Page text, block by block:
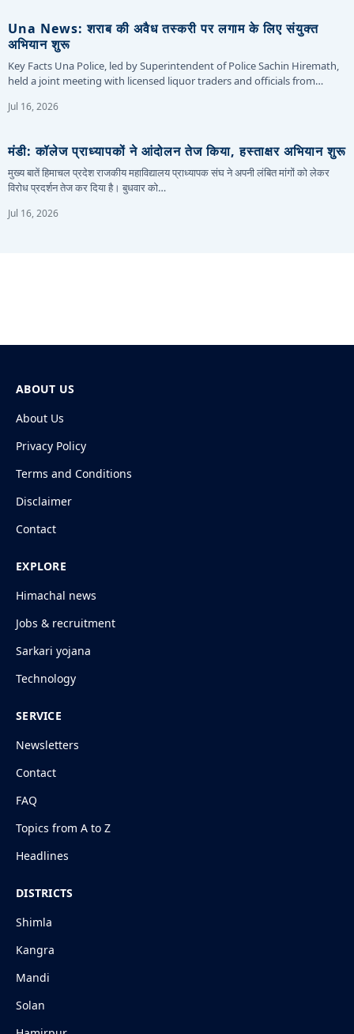
Una News: शराब की अवैध तस्करी पर लगाम के लिए संयुक्त
अभियान शुरू
Key Facts Una Police, led by Superintendent of Police Sachin Hiremath,
held a joint meeting with licensed liquor traders and officials from…
Jul 16, 2026
मंडी: कॉलेज प्राध्यापकों ने आंदोलन तेज किया, हस्ताक्षर अभियान शुरू
मुख्य बातें हिमाचल प्रदेश राजकीय महाविद्यालय प्राध्यापक संघ ने अपनी लंबित मांगों को लेकर
विरोध प्रदर्शन तेज कर दिया है। बुधवार को…
Jul 16, 2026
ABOUT US
About Us
Privacy Policy
Terms and Conditions
Disclaimer
Contact
EXPLORE
Himachal news
Jobs & recruitment
Sarkari yojana
Technology
SERVICE
Newsletters
Contact
FAQ
Topics from A to Z
Headlines
DISTRICTS
Shimla
Kangra
Mandi
Solan